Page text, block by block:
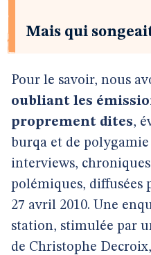
Mais qui
Pour le savoir, nous
oubliant les
proprement dites,
burqa et de
interviews,
polémiques, diffusées
27 avril 2010. Une
station, stimulée par
de Christophe